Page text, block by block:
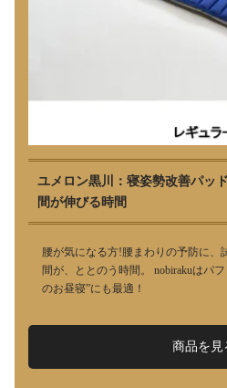
ユメロン黒川：寝姿勢改善パ
間が伸びる時間
腰が気になる方!腰まわりの予防に、
間が、ととのう時間。 nobirakuはパ
のお昼寝”にも最適！
商品を見